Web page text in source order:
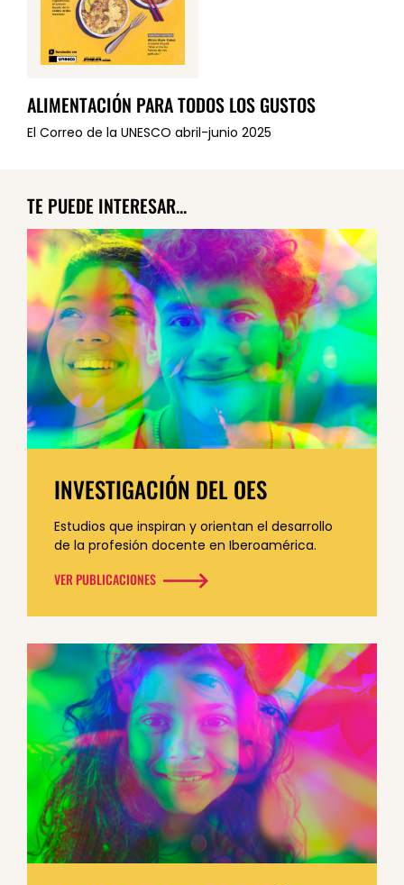
ALIMENTACIÓN PARA TODOS LOS GUSTOS
El Correo de la UNESCO abril-junio 2025
TE PUEDE INTERESAR...
INVESTIGACIÓN DEL OES
Estudios que inspiran y orientan el desarrollo
de la profesión docente en Iberoamérica.
VER PUBLICACIONES